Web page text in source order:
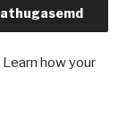
Learn how your